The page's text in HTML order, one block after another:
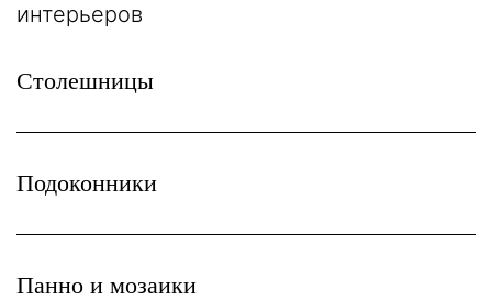
интерьеров
Столешницы
Подоконники
Панно и мозаики